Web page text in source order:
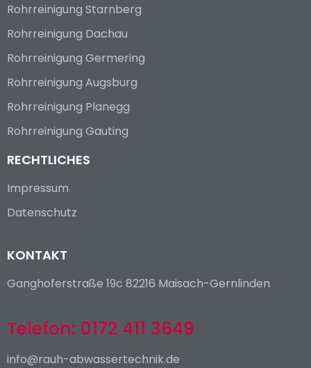
Rohrreinigung Starnberg
Rohrreinigung Dachau
Rohrreinigung Germering
Rohrreinigung Augsburg
Rohrreinigung Planegg
Rohrreinigung Gauting
RECHTLICHES
Impressum
Datenschutz
KONTAKT
Ganghoferstraße 19c 82216 Maisach-Gernlinden
Telefon: 0172 411 3649
info@rauh-abwassertechnik.de